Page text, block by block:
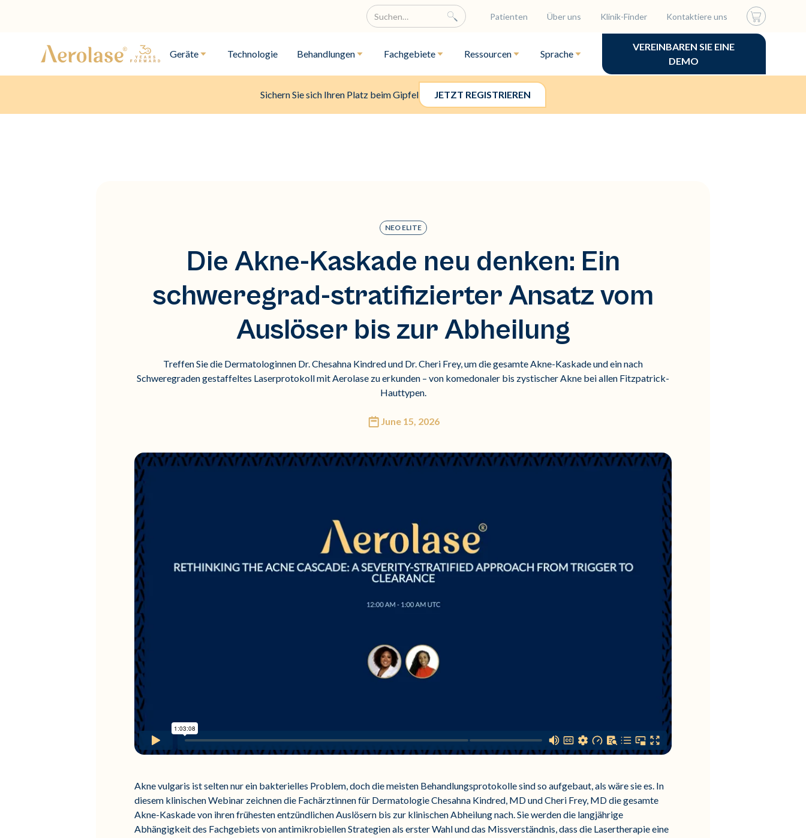
Patienten Über uns Klinik-Finder Kontaktiere uns
Geräte Technologie Behandlungen Fachgebiete Ressourcen Sprache
VEREINBAREN SIE EINE
DEMO
Sichern Sie sich Ihren Platz beim Gipfel JETZT REGISTRIEREN
NEO ELITE
Die Akne-Kaskade neu denken: Ein
schweregrad-stratifizierter Ansatz vom
Auslöser bis zur Abheilung
Treffen Sie die Dermatologinnen Dr. Chesahna Kindred und Dr. Cheri Frey, um die gesamte Akne-Kaskade und ein nach
Schweregraden gestaffeltes Laserprotokoll mit Aerolase zu erkunden – von komedonaler bis zystischer Akne bei allen Fitzpatrick-
Hauttypen.
June 15, 2026
Akne vulgaris ist selten nur ein bakterielles Problem, doch die meisten Behandlungsprotokolle sind so aufgebaut, als wäre sie es. In
diesem klinischen Webinar zeichnen die Fachärztinnen für Dermatologie Chesahna Kindred, MD und Cheri Frey, MD die gesamte
Akne-Kaskade von ihren frühesten entzündlichen Auslösern bis zur klinischen Abheilung nach. Sie werden die langjährige
Abhängigkeit des Fachgebiets von antimikrobiellen Strategien als erster Wahl und das Missverständnis, dass die Lasertherapie eine